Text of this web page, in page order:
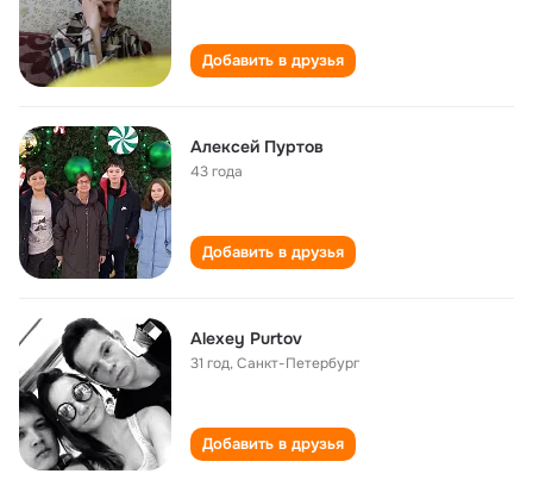
Добавить в друзья
Алексей Пуртов
43 года
Добавить в друзья
Alexey Purtov
31 год,Санкт-Петербург
Добавить в друзья